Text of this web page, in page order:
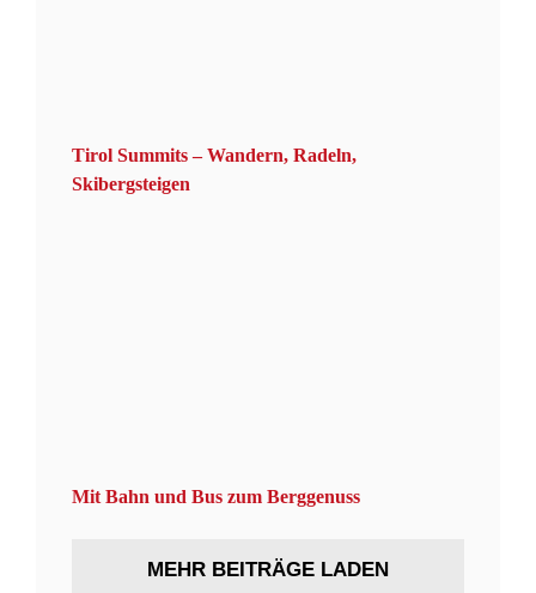
Tirol Summits – Wandern, Radeln,
Skibergsteigen
Mit Bahn und Bus zum Berggenuss
MEHR BEITRÄGE LADEN